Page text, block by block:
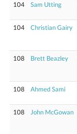
104 Sam Utting
104 Christian Gairy
108 Brett Beazley
108 Ahmed Sami
108
John McGowan